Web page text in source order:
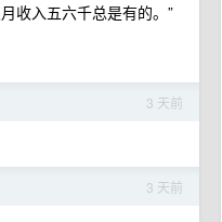
收入五六千总是有的。”
3 天前
3 天前